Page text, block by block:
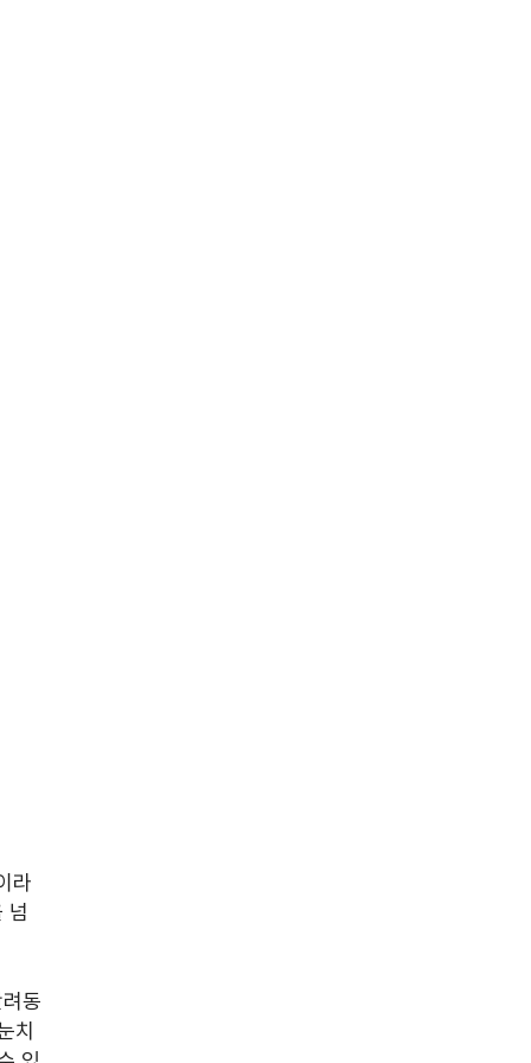
라
넘
동
치